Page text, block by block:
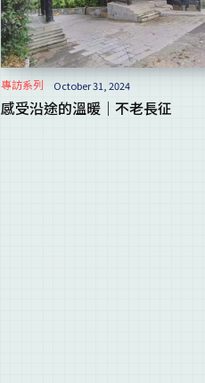
專訪系列 October 31, 2024
感受沿途的溫暖｜不老長征